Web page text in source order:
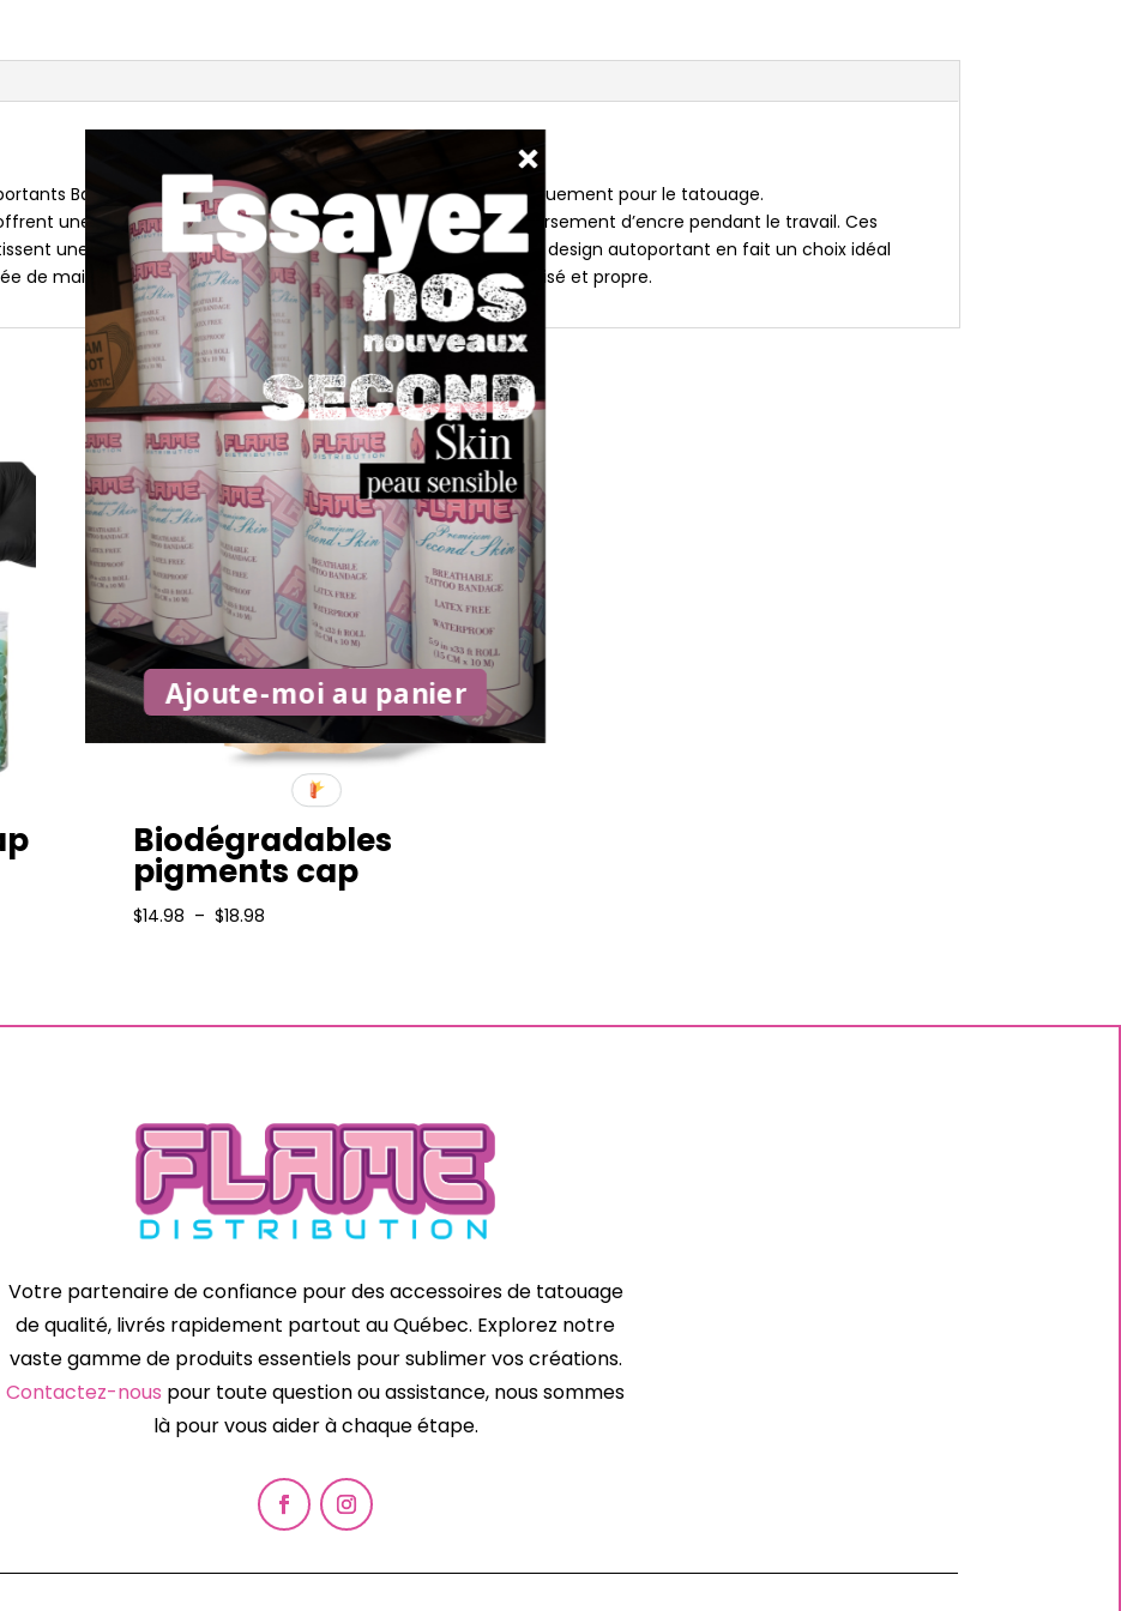
Baby Pigment Cap sont des accessoires conçus spécifiquement pour le tatouage.
une base large et stable qui minimise les risques de renversement d’encre pendant le travail. Ces
une utilisation simple et sécurisée pour les tatoueurs. Leur design autoportant en fait un choix idéal
de main, tout en assurant un environnement de travail organisé et propre.
Biodégradables
pigments cap
$14.98 – $18.98Plage
à
Votre partenaire de confiance pour des accessoires de tatouage
de qualité, livrés rapidement partout au Québec. Explorez notre
vaste gamme de produits essentiels pour sublimer vos créations.
Contactez-nous pour toute question ou assistance, nous sommes
là pour vous aider à chaque étape.
Ajoute-moi au panier